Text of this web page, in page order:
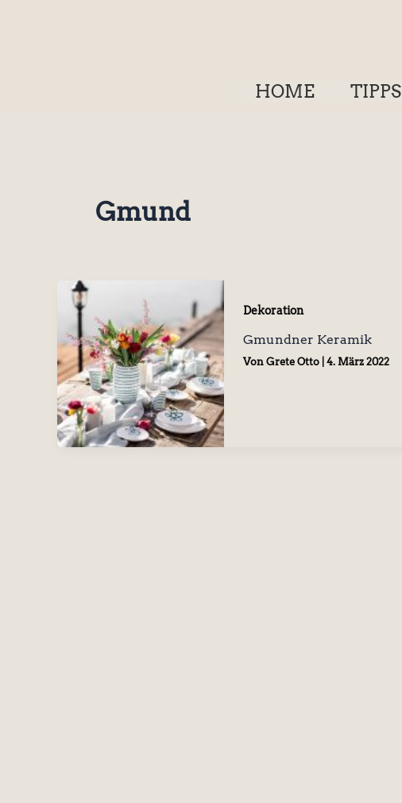
HOME TIPPS
Gmund
Dekoration
Gmundner Keramik
Von Grete Otto 4. März 2022